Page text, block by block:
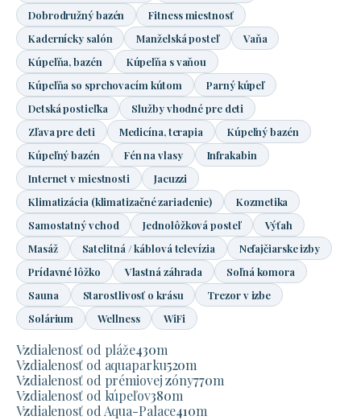
Dobrodružný bazén
Fitness miestnosť
Kadernícky salón
Manželská posteľ
Vaňa
Kúpeľňa, bazén
Kúpeľňa s vaňou
Kúpeľňa so sprchovacím kútom
Parný kúpeľ
Detská postieľka
Služby vhodné pre deti
Zľava pre deti
Medicína, terapia
Kúpeľný bazén
Kúpeľný bazén
Fén na vlasy
Infrakabin
Internet v miestnosti
Jacuzzi
Klimatizácia (klimatizačné zariadenie)
Kozmetika
Samostatný vchod
Jednolôžková posteľ
Výťah
Masáž
Satelitná / káblová televízia
Nefajčiarske izby
Prídavné lôžko
Vlastná záhrada
Soľná komora
Sauna
Starostlivosť o krásu
Trezor v izbe
Solárium
Wellness WiFi
Vzdialenosť od pláže430m
Vzdialenosť od aquaparku520m
Vzdialenosť od prémiovej zóny770m
Vzdialenosť od kúpeľov380m
Vzdialenosť od Aqua-Palace410m